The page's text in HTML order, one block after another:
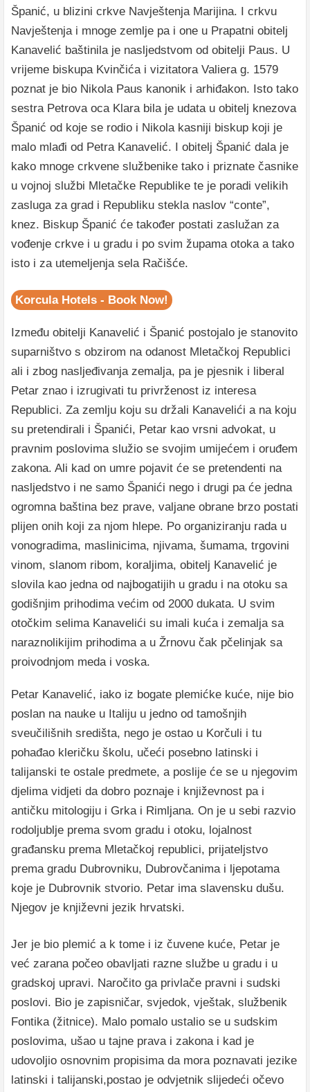
Španić, u blizini crkve Navještenja Marijina. I crkvu
Navještenja i mnoge zemlje pa i one u Prapatni obitelj
Kanavelić baštinila je nasljedstvom od obitelji Paus. U
vrijeme biskupa Kvinčića i vizitatora Valiera g. 1579
poznat je bio Nikola Paus kanonik i arhiđakon. Isto tako
sestra Petrova oca Klara bila je udata u obitelj knezova
Španić od koje se rodio i Nikola kasniji biskup koji je
malo mlađi od Petra Kanavelić. I obitelj Španić dala je
kako mnoge crkvene službenike tako i priznate časnike
u vojnoj službi Mletačke Republike te je poradi velikih
zasluga za grad i Republiku stekla naslov “conte”,
knez. Biskup Španić će također postati zaslužan za
vođenje crkve i u gradu i po svim župama otoka a tako
isto i za utemeljenja sela Račišće.
Korcula Hotels - Book Now!
Između obitelji Kanavelić i Španić postojalo je stanovito
suparništvo s obzirom na odanost Mletačkoj Republici
ali i zbog nasljeđivanja zemalja, pa je pjesnik i liberal
Petar znao i izrugivati tu privrženost iz interesa
Republici. Za zemlju koju su držali Kanavelići a na koju
su pretendirali i Španići, Petar kao vrsni advokat, u
pravnim poslovima služio se svojim umijećem i oruđem
zakona. Ali kad on umre pojavit će se pretendenti na
nasljedstvo i ne samo Španići nego i drugi pa će jedna
ogromna baština bez prave, valjane obrane brzo postati
plijen onih koji za njom hlepe. Po organiziranju rada u
vonogradima, maslinicima, njivama, šumama, trgovini
vinom, slanom ribom, koraljima, obitelj Kanavelić je
slovila kao jedna od najbogatijih u gradu i na otoku sa
godišnjim prihodima većim od 2000 dukata. U svim
otočkim selima Kanavelići su imali kuća i zemalja sa
naraznolikijim prihodima a u Žrnovu čak pčelinjak sa
proivodnjom meda i voska.
Petar Kanavelić, iako iz bogate plemićke kuće, nije bio
poslan na nauke u Italiju u jedno od tamošnjih
sveučilišnih središta, nego je ostao u Korčuli i tu
pohađao kleričku školu, učeći posebno latinski i
talijanski te ostale predmete, a poslije će se u njegovim
djelima vidjeti da dobro poznaje i književnost pa i
antičku mitologiju i Grka i Rimljana. On je u sebi razvio
rodoljublje prema svom gradu i otoku, lojalnost
građansku prema Mletačkoj republici, prijateljstvo
prema gradu Dubrovniku, Dubrovčanima i ljepotama
koje je Dubrovnik stvorio. Petar ima slavensku dušu.
Njegov je književni jezik hrvatski.
Jer je bio plemić a k tome i iz čuvene kuće, Petar je
već zarana počeo obavljati razne službe u gradu i u
gradskoj upravi. Naročito ga privlače pravni i sudski
poslovi. Bio je zapisničar, svjedok, vještak, službenik
Fontika (žitnice). Malo pomalo ustalio se u sudskim
poslovima, ušao u tajne prava i zakona i kad je
udovoljio osnovnim propisima da mora poznavati jezike
latinski i talijanski,postao je odvjetnik slijedeći očevo